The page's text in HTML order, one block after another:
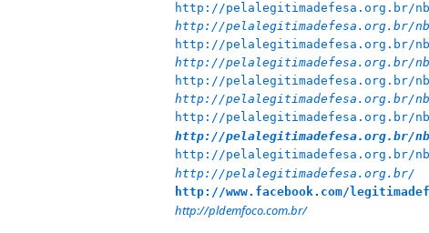
http://pelalegitimadefesa.org.br/
http://pelalegitimadefesa.org.br/
http://pelalegitimadefesa.org.br/
http://pelalegitimadefesa.org.br/
http://pelalegitimadefesa.org.br/
http://pelalegitimadefesa.org.br/
http://pelalegitimadefesa.org.br/
http://pelalegitimadefesa.org.br/
http://pelalegitimadefesa.org.br/
http://pelalegitimadefesa.org.br/
http://www.facebook.com/
http://pldemfoco.com.br/